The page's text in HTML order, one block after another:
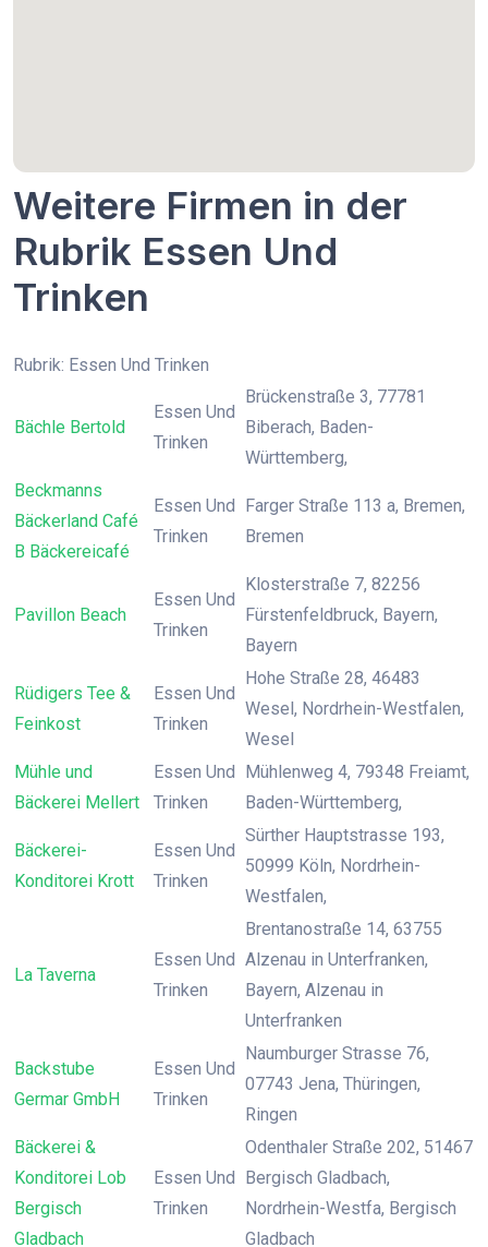
Weitere Firmen in der
Rubrik Essen Und
Trinken
Rubrik: Essen Und Trinken
Bächle Bertold
Essen Und
Trinken
Brückenstraße 3, 77781
Biberach, Baden-
Württemberg,
Beckmanns
Bäckerland Café
B Bäckereicafé
Essen Und
Trinken
Farger Straße 113 a, Bremen,
Bremen
Pavillon Beach
Essen Und
Trinken
Klosterstraße 7, 82256
Fürstenfeldbruck, Bayern,
Bayern
Rüdigers Tee &
Feinkost
Essen Und
Trinken
Hohe Straße 28, 46483
Wesel, Nordrhein-Westfalen,
Wesel
Mühle und
Bäckerei Mellert
Essen Und
Trinken
Mühlenweg 4, 79348 Freiamt,
Baden-Württemberg,
Bäckerei-
Konditorei Krott
Essen Und
Trinken
Sürther Hauptstrasse 193,
50999 Köln, Nordrhein-
Westfalen,
La Taverna
Essen Und
Trinken
Brentanostraße 14, 63755
Alzenau in Unterfranken,
Bayern, Alzenau in
Unterfranken
Backstube
Germar GmbH
Essen Und
Trinken
Naumburger Strasse 76,
07743 Jena, Thüringen,
Ringen
Bäckerei &
Konditorei Lob
Bergisch
Gladbach
Essen Und
Trinken
Odenthaler Straße 202, 51467
Bergisch Gladbach,
Nordrhein-Westfa, Bergisch
Gladbach